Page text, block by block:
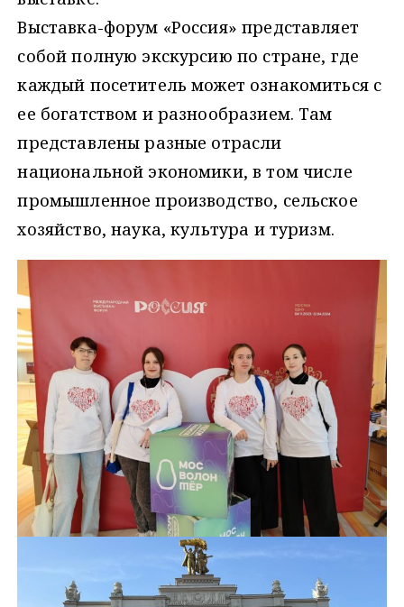
Выставка-форум «Россия» представляет
собой полную экскурсию по стране, где
каждый посетитель может ознакомиться с
ее богатством и разнообразием. Там
представлены разные отрасли
национальной экономики, в том числе
промышленное производство, сельское
хозяйство, наука, культура и туризм.